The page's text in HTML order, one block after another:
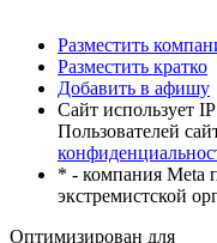
Разместить
Разместить кратко
Добавить в афишу
Сайт использует
Пользователей
* - компания Meta
экстремистской
Оптимизирован для